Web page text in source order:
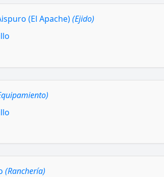
(El Apache)(Ejido)
(Ranchería)